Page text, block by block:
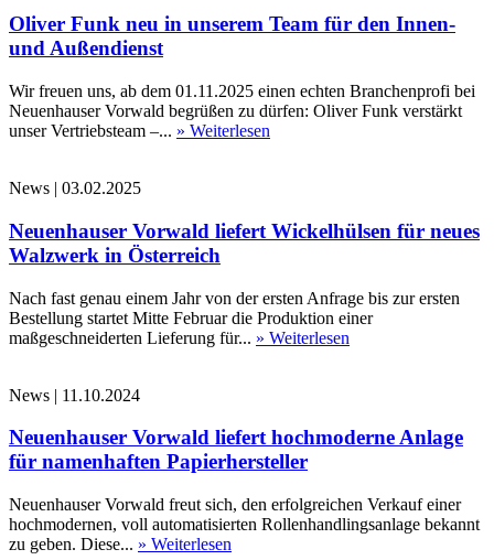
Oliver Funk neu in unserem Team für den Innen-
und Außendienst
Wir freuen uns, ab dem 01.11.2025 einen echten Branchenprofi bei
Neuenhauser Vorwald begrüßen zu dürfen: Oliver Funk verstärkt
unser Vertriebsteam –... » Weiterlesen
News | 03.02.2025
Neuenhauser Vorwald liefert Wickelhülsen für neues
Walzwerk in Österreich
Nach fast genau einem Jahr von der ersten Anfrage bis zur ersten
Bestellung startet Mitte Februar die Produktion einer
maßgeschneiderten Lieferung für... » Weiterlesen
News | 11.10.2024
Neuenhauser Vorwald liefert hochmoderne Anlage
für namenhaften Papierhersteller
Neuenhauser Vorwald freut sich, den erfolgreichen Verkauf einer
hochmodernen, voll automatisierten Rollenhandlingsanlage bekannt
zu geben. Diese... » Weiterlesen